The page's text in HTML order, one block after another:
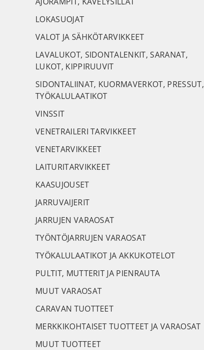
LOKASUOJAT
VALOT JA SÄHKÖTARVIKKEET
LAVALUKOT, SIDONTALENKIT, SARANAT,
LUKOT, KIPPIRUUVIT
SIDONTALIINAT, KUORMAVERKOT, PRESSUT,
TYÖKALULAATIKOT
VINSSIT
VENETRAILERI TARVIKKEET
VENETARVIKKEET
LAITURITARVIKKEET
KAASUJOUSET
JARRUVAIJERIT
JARRUJEN VARAOSAT
TYÖNTÖJARRUJEN VARAOSAT
TYÖKALULAATIKOT JA AKKUKOTELOT
PULTIT, MUTTERIT JA PIENRAUTA
MUUT VARAOSAT
CARAVAN TUOTTEET
MERKKIKOHTAISET TUOTTEET JA VARAOSAT
MUUT TUOTTEET